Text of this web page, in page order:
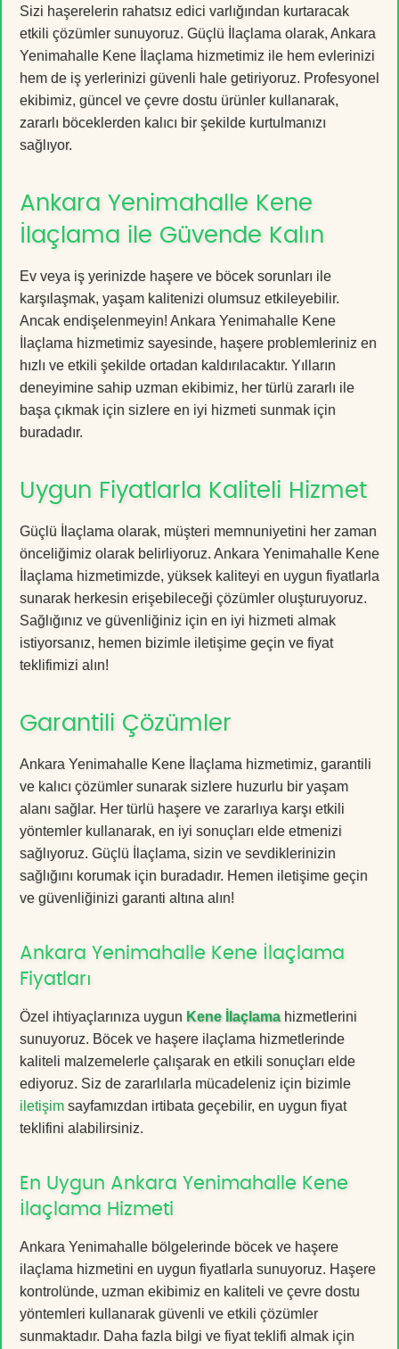
Sizi haşerelerin rahatsız edici varlığından kurtaracak
etkili çözümler sunuyoruz. Güçlü İlaçlama olarak, Ankara
Yenimahalle Kene İlaçlama hizmetimiz ile hem evlerinizi
hem de iş yerlerinizi güvenli hale getiriyoruz. Profesyonel
ekibimiz, güncel ve çevre dostu ürünler kullanarak,
zararlı böceklerden kalıcı bir şekilde kurtulmanızı
sağlıyor.
Ankara Yenimahalle Kene
İlaçlama ile Güvende Kalın
Ev veya iş yerinizde haşere ve böcek sorunları ile
karşılaşmak, yaşam kalitenizi olumsuz etkileyebilir.
Ancak endişelenmeyin! Ankara Yenimahalle Kene
İlaçlama hizmetimiz sayesinde, haşere problemleriniz en
hızlı ve etkili şekilde ortadan kaldırılacaktır. Yılların
deneyimine sahip uzman ekibimiz, her türlü zararlı ile
başa çıkmak için sizlere en iyi hizmeti sunmak için
buradadır.
Uygun Fiyatlarla Kaliteli Hizmet
Güçlü İlaçlama olarak, müşteri memnuniyetini her zaman
önceliğimiz olarak belirliyoruz. Ankara Yenimahalle Kene
İlaçlama hizmetimizde, yüksek kaliteyi en uygun fiyatlarla
sunarak herkesin erişebileceği çözümler oluşturuyoruz.
Sağlığınız ve güvenliğiniz için en iyi hizmeti almak
istiyorsanız, hemen bizimle iletişime geçin ve fiyat
teklifimizi alın!
Garantili Çözümler
Ankara Yenimahalle Kene İlaçlama hizmetimiz, garantili
ve kalıcı çözümler sunarak sizlere huzurlu bir yaşam
alanı sağlar. Her türlü haşere ve zararlıya karşı etkili
yöntemler kullanarak, en iyi sonuçları elde etmenizi
sağlıyoruz. Güçlü İlaçlama, sizin ve sevdiklerinizin
sağlığını korumak için buradadır. Hemen iletişime geçin
ve güvenliğinizi garanti altına alın!
Ankara Yenimahalle Kene İlaçlama
Fiyatları
Özel ihtiyaçlarınıza uygun Kene İlaçlamahizmetlerini
sunuyoruz. Böcek ve haşere ilaçlama hizmetlerinde
kaliteli malzemelerle çalışarak en etkili sonuçları elde
ediyoruz. Siz de zararlılarla mücadeleniz için bizimle
iletişim sayfamızdan irtibata geçebilir, en uygun fiyat
teklifini alabilirsiniz.
En Uygun Ankara Yenimahalle Kene
İlaçlama Hizmeti
Ankara Yenimahalle bölgelerinde böcek ve haşere
ilaçlama hizmetini en uygun fiyatlarla sunuyoruz. Haşere
kontrolünde, uzman ekibimiz en kaliteli ve çevre dostu
yöntemleri kullanarak güvenli ve etkili çözümler
sunmaktadır. Daha fazla bilgi ve fiyat teklifi almak için